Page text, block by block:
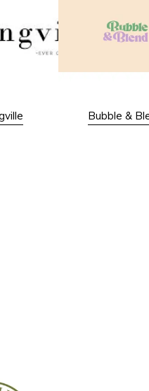
Bubble &